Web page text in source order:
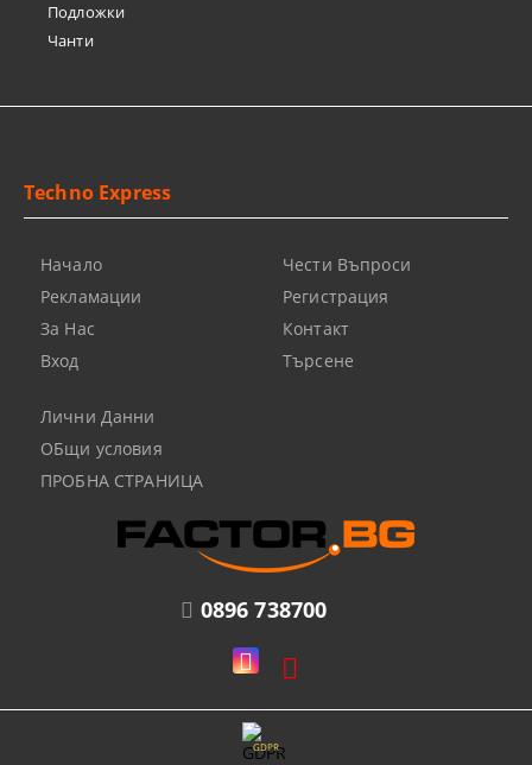
Подложки
Чанти
0896 738700
Techno Express
Начало
Рекламации
За Нас
Вход
Чести Въпроси
Регистрация
Контакт
Търсене
Лични Данни
ОБщи условия
ПРОБНА СТРАНИЦА
GDPR